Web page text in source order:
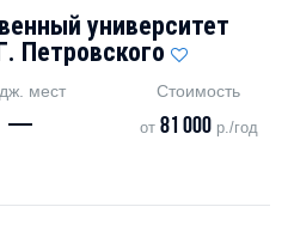
университет
Петровского
мест
—
Стоимость
от 81 000р./год